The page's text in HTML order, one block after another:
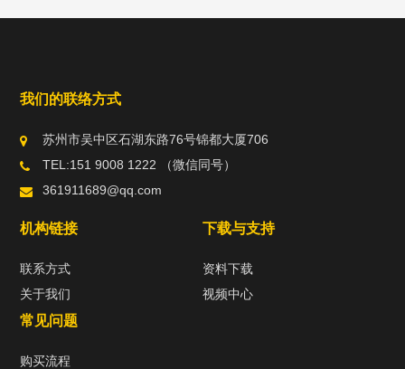
我们的联络方式
苏州市吴中区石湖东路76号锦都大厦706
TEL:151 9008 1222 （微信同号）
361911689@qq.com
机构链接
联系方式
关于我们
下载与支持
资料下载
视频中心
常见问题
购买流程